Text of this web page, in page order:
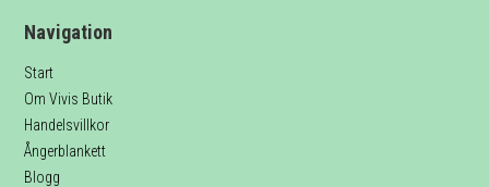
Navigation
Start
Om Vivis Butik
Handelsvillkor
Ångerblankett
Blogg